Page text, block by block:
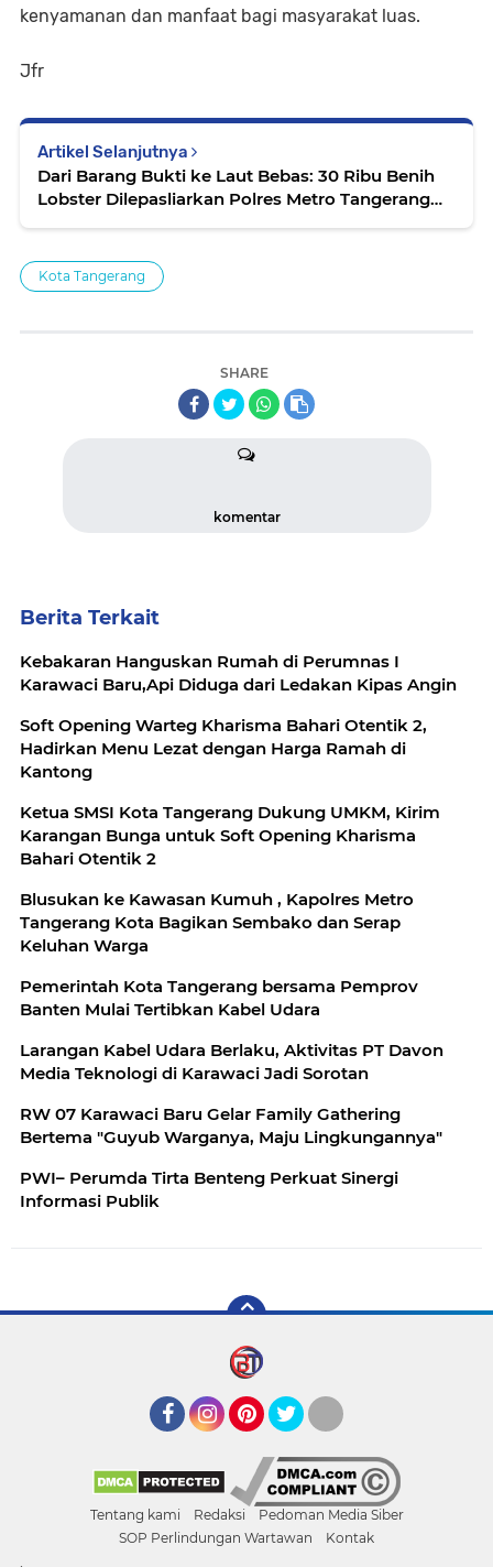
kenyamanan dan manfaat bagi masyarakat luas.
Jfr
Artikel Selanjutnya
Dari Barang Bukti ke Laut Bebas: 30 Ribu Benih
Lobster Dilepasliarkan Polres Metro Tangerang
Kota Tangerang
SHARE
komentar
Berita Terkait
Kebakaran Hanguskan Rumah di Perumnas I
Karawaci Baru,Api Diduga dari Ledakan Kipas Angin
Soft Opening Warteg Kharisma Bahari Otentik 2,
Hadirkan Menu Lezat dengan Harga Ramah di
Kantong
Ketua SMSI Kota Tangerang Dukung UMKM, Kirim
Karangan Bunga untuk Soft Opening Kharisma
Bahari Otentik 2
Blusukan ke Kawasan Kumuh , Kapolres Metro
Tangerang Kota Bagikan Sembako dan Serap
Keluhan Warga
Pemerintah Kota Tangerang bersama Pemprov
Banten Mulai Tertibkan Kabel Udara
Larangan Kabel Udara Berlaku, Aktivitas PT Davon
Media Teknologi di Karawaci Jadi Sorotan
RW 07 Karawaci Baru Gelar Family Gathering
Bertema "Guyub Warganya, Maju Lingkungannya"
PWI– Perumda Tirta Benteng Perkuat Sinergi
Informasi Publik
Tentang kami Redaksi
Pedoman Media Siber
SOP Perlindungan Wartawan
Kontak
.